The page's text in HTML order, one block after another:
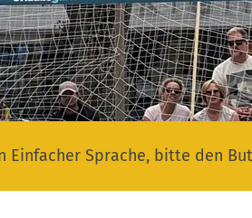
Einfacher Sprache, bitte den